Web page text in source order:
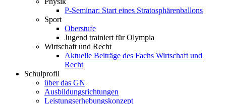
P-Seminar: Start eines Stratosphärenballons
Sport
Oberstufe
Jugend trainiert für Olympia
Wirtschaft und Recht
Aktuelle Beiträge des Fachs Wirtschaft und
Recht
Schulprofil
über das GN
Ausbildungsrichtungen
Leistungserhebungskonzept